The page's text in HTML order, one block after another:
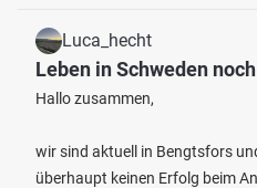
Luca_hecht
Leben in Schweden
Hallo zusammen,
wir sind aktuell in Bengtsfors
überhaupt keinen Erfolg beim